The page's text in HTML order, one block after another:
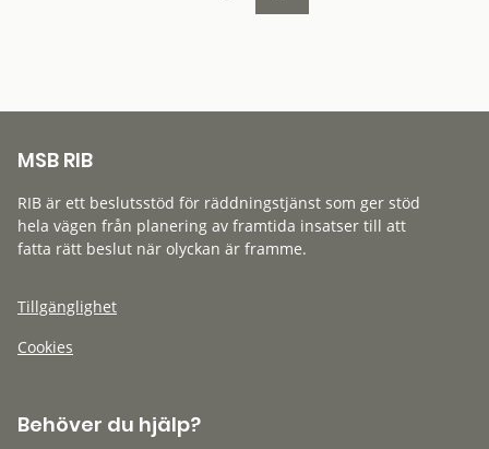
MSB RIB
RIB är ett beslutsstöd för räddningstjänst som ger stöd
hela vägen från planering av framtida insatser till att
fatta rätt beslut när olyckan är framme.
Tillgänglighet
Cookies
Behöver du hjälp?